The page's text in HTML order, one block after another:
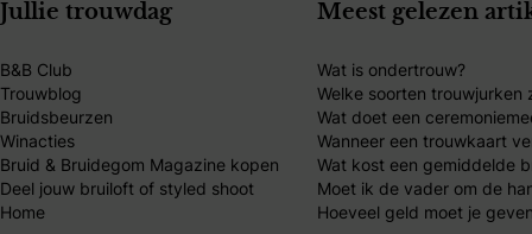
Jullie trouwdag
B&B Club
Trouwblog
Bruidsbeurzen
Winacties
Bruid & Bruidegom Magazine kopen
Deel jouw bruiloft of styled shoot
Home
Meest gelezen
Wat is ondertrouw?
Welke soorten trouwjurken
Wat doet een
Wanneer een trouwkaart
Wat kost een gemiddelde
Moet ik de vader om de
Hoeveel geld moet je